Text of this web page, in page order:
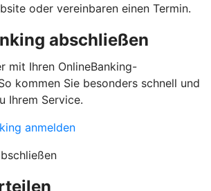
oder vereinbaren einen Termin.
abschließen
mit Ihren OnlineBanking-
kommen Sie besonders schnell und
Ihrem Service.
anmelden